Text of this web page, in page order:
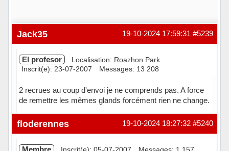
#5239
19-10-2024 17:59:31
Jack35
El profesor
Localisation: Roazhon Park
Inscrit(e): 23-07-2007
Messages: 13 208
2 recrues au coup d'envoi je ne comprends pas. A force
de remettre les mêmes glands forcément rien ne change.
Hors ligne #5240
19-10-2024 18:27:32
floderennes
Membre Inscrit(e): 05-07-2007 Messages: 1 157